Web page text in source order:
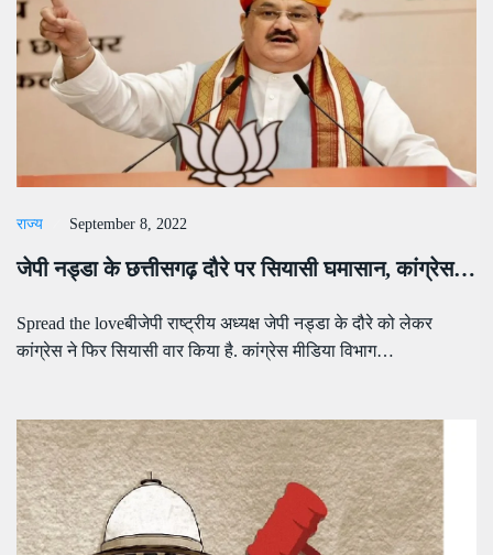
राज्य September 8, 2022
जेपी नड्डा के छत्तीसगढ़ दौरे पर सियासी घमासान, कांग्रेस…
Spread the loveबीजेपी राष्ट्रीय अध्यक्ष जेपी नड्डा के दौरे को लेकर
कांग्रेस ने फिर सियासी वार किया है. कांग्रेस मीडिया विभाग…